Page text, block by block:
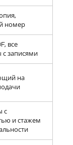
номер
все
с записями
на
с
и стажем